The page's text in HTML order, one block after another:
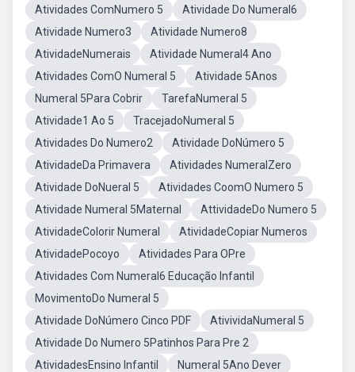
Atividades ComNumero 5
Atividade Do Numeral6
Atividade Numero3
Atividade Numero8
AtividadeNumerais
Atividade Numeral4 Ano
Atividades ComO Numeral 5
Atividade 5Anos
Numeral 5Para Cobrir
TarefaNumeral 5
Atividade1 Ao 5
TracejadoNumeral 5
Atividades Do Numero2
Atividade DoNúmero 5
AtividadeDa Primavera
Atividades NumeralZero
Atividade DoNueral 5
Atividades CoomO Numero 5
Atividade Numeral 5Maternal
AttividadeDo Numero 5
AtividadeColorir Numeral
AtividadeCopiar Numeros
AtividadePocoyo
Atividades Para OPre
Atividades Com Numeral6 Educação Infantil
MovimentoDo Numeral 5
Atividade DoNúmero Cinco PDF
AtivividaNumeral 5
Atividade Do Numero 5Patinhos Para Pre 2
AtividadesEnsino Infantil
Numeral 5Ano Dever